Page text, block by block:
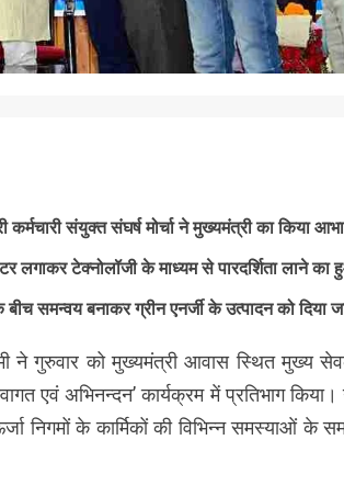
कर्मचारी संयुक्त संघर्ष मोर्चा ने मुख्यमंत्री का किया
लगाकर टेक्नोलॉजी के माध्यम से पारदर्शिता लाने का
समन्वय बनाकर ग्रीन एनर्जी के उत्पादन को दिया
ने गुरुवार को मुख्यमंत्री आवास स्थित मुख्य
एवं अभिनन्दन’ कार्यक्रम में प्रतिभाग
ऊर्जा निगमों के कार्मिकों की विभिन्न समस्याओं